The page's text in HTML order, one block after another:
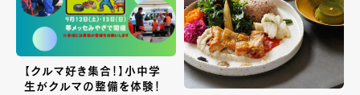
【クルマ好き集合！】小中学
生がクルマの整備を体験！